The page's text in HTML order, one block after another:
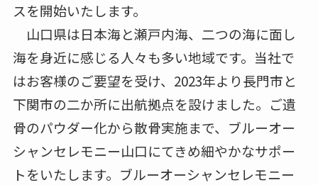
スを開始いたします。
山口県は日本海と瀬戸内海、二つの海に面し
海を身近に感じる人々も多い地域です。当社で
はお客様のご要望を受け、2023年より長門市と
下関市の二か所に出航拠点を設けました。ご遺
骨のパウダー化から散骨実施まで、ブルーオー
シャンセレモニー山口にてきめ細やかなサポー
トをいたします。ブルーオーシャンセレモニー